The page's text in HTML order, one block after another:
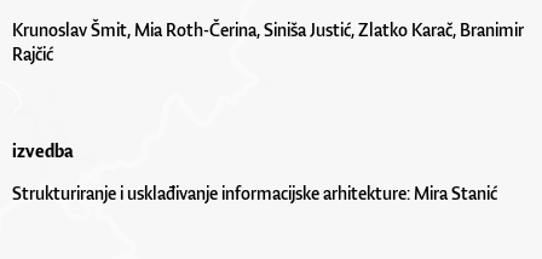
Krunoslav Šmit, Mia Roth-Čerina, Siniša Justić, Zlatko Karač, Branimir
Rajčić
izvedba
Strukturiranje i usklađivanje informacijske arhitekture: Mira Stanić